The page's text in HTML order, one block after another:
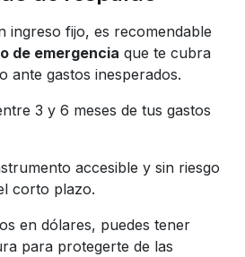
ingreso fijo, es recomendable
de emergencia que te cubra
ante gastos inesperados.
3 y 6 meses de tus gastos
accesible y sin riesgo
corto plazo.
en dólares, puedes tener
para protegerte de las